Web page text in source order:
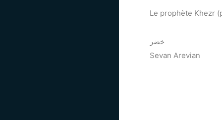
Le prophète Khezr
خضر
Sevan Arevian